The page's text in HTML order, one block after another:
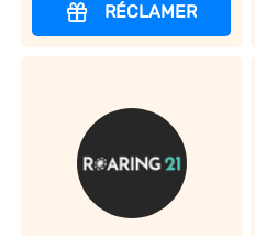
RÉCLAMER